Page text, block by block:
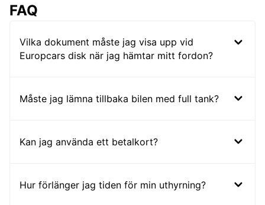
FAQ
Vilka dokument måste jag visa upp vid
Europcars disk när jag hämtar mitt fordon?
Måste jag lämna tillbaka bilen med full tank?
Kan jag använda ett betalkort?
Hur förlänger jag tiden för min uthyrning?